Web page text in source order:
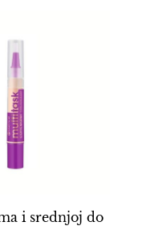
i srednjoj do